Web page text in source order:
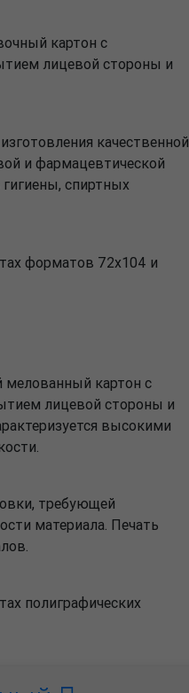
картон с
лицевой стороны и
качественной
и фармацевтической
спиртных
форматов 72х104 и
картон с
лицевой стороны и
высокими
требующей
материала. Печать
полиграфических